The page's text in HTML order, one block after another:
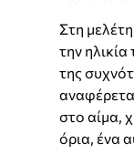
Στη
την
της
στο αίμα,
όρια, ένα